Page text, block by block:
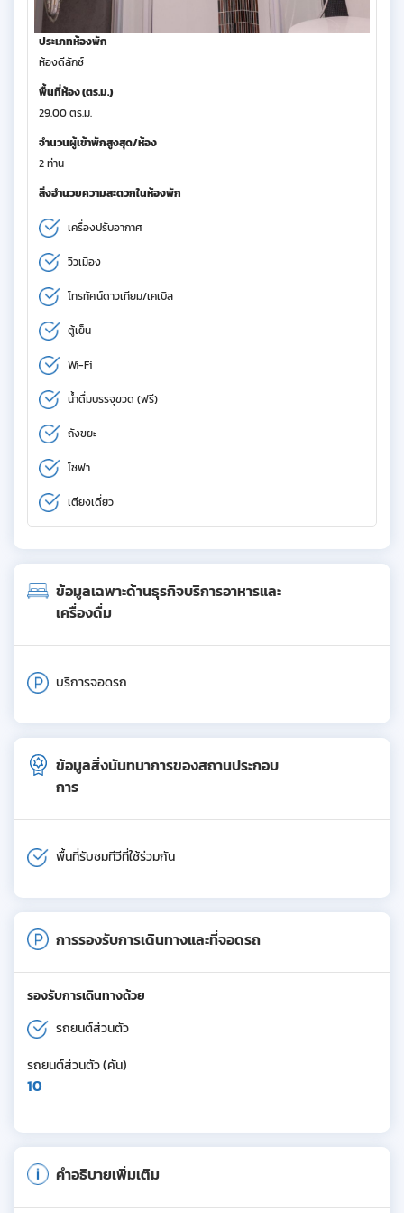
ประเภทห้องพัก
ห้องดีลักซ์
พื้นที่ห้อง (ตร.ม.)
29.00 ตร.ม.
จำนวนผู้เข้าพักสูงสุด/ห้อง
2 ท่าน
สิ่งอำนวยความสะดวกในห้องพัก
เครื่องปรับอากาศ
วิวเมือง
โทรทัศน์ดาวเทียม/เคเบิล
ตู้เย็น
Wi-Fi
น้ำดื่มบรรจุขวด (ฟรี)
ถังขยะ
โซฟา
เตียงเดี่ยว
ข้อมูลเฉพาะด้านธุรกิจบริการอาหารและ
เครื่องดื่ม
บริการจอดรถ
ข้อมูลสิ่งนันทนาการของสถานประกอบ
การ
พื้นที่รับชมทีวีที่ใช้ร่วมกัน
การรองรับการเดินทางและที่จอดรถ
รองรับการเดินทางด้วย
รถยนต์ส่วนตัว
รถยนต์ส่วนตัว (คัน)
10
คำอธิบายเพิ่มเติม